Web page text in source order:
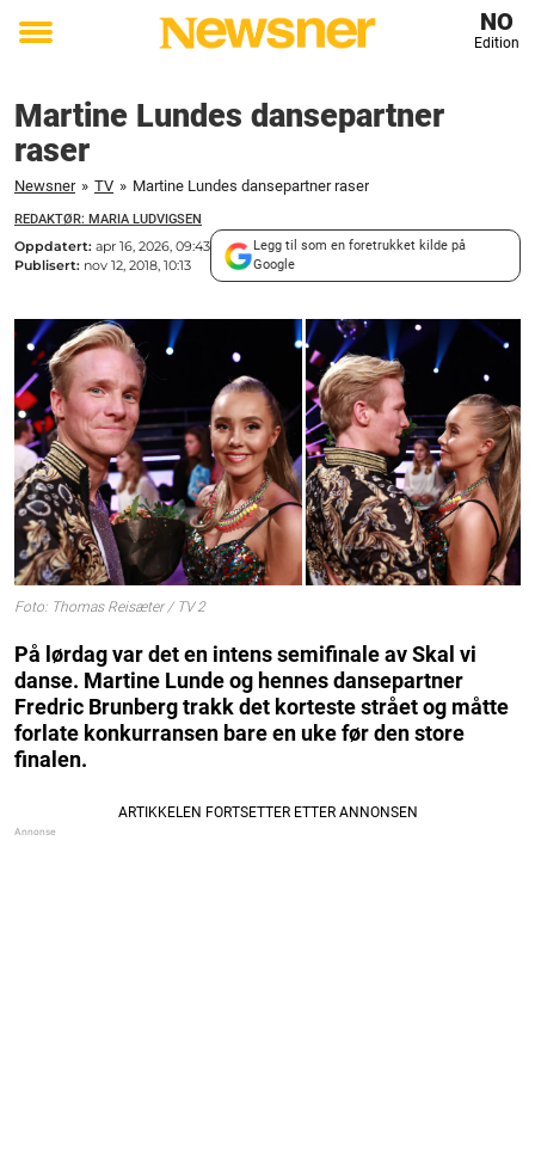
Toggle
NO
Edition
Martine Lundes dansepartner
raser
Newsner » TV » Martine Lundes dansepartner raser
REDAKTØR: MARIA LUDVIGSEN
Oppdatert: apr 16, 2026, 09:43
Publisert: nov 12, 2018, 10:13
Legg til som en foretrukket kilde på
Google
Foto: Thomas Reisæter / TV 2
På lørdag var det en intens semifinale av Skal vi
danse. Martine Lunde og hennes dansepartner
Fredric Brunberg trakk det korteste strået og måtte
forlate konkurransen bare en uke før den store
finalen.